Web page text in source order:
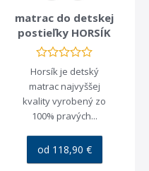
matrac do detskej
postieľky HORSÍK
Horsík je detský
matrac najvyššej
kvality vyrobený zo
100% pravých...
od 118,90 €